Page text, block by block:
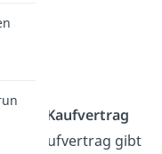
ein
Kaufvertrag
Kaufvertrag gibt